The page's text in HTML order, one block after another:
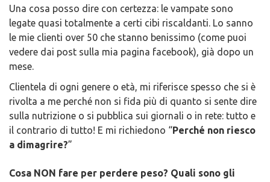
Una cosa posso dire con certezza: le vampate sono
legate quasi totalmente a certi cibi riscaldanti. Lo sanno
le mie clienti over 50 che stanno benissimo (come puoi
vedere dai post sulla mia pagina facebook), già dopo un
mese.
Clientela di ogni genere o età, mi riferisce spesso che si è
rivolta a me perché non si fida più di quanto si sente dire
sulla nutrizione o si pubblica sui giornali o in rete: tutto e
il contrario di tutto! E mi richiedono “Perché non riesco
a dimagrire?”
Cosa NON fare per perdere peso? Quali sono gli